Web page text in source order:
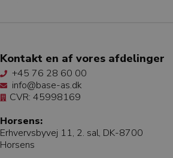
Kontakt en af vores afdelinger
+45 76 28 60 00
info@base-as.dk
CVR: 45998169
Horsens:
Erhvervsbyvej 11, 2. sal, DK-8700
Horsens